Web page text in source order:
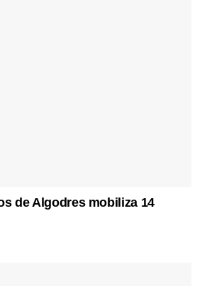
de Algodres mobiliza 14